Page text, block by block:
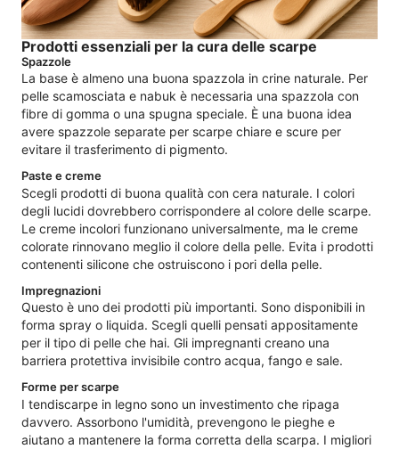
Prodotti essenziali per la cura delle scarpe
Spazzole
La base è almeno una buona spazzola in crine naturale. Per
pelle scamosciata e nabuk è necessaria una spazzola con
fibre di gomma o una spugna speciale. È una buona idea
avere spazzole separate per scarpe chiare e scure per
evitare il trasferimento di pigmento.
Paste e creme
Scegli prodotti di buona qualità con cera naturale. I colori
degli lucidi dovrebbero corrispondere al colore delle scarpe.
Le creme incolori funzionano universalmente, ma le creme
colorate rinnovano meglio il colore della pelle. Evita i prodotti
contenenti silicone che ostruiscono i pori della pelle.
Impregnazioni
Questo è uno dei prodotti più importanti. Sono disponibili in
forma spray o liquida. Scegli quelli pensati appositamente
per il tipo di pelle che hai. Gli impregnanti creano una
barriera protettiva invisibile contro acqua, fango e sale.
Forme per scarpe
I tendiscarpe in legno sono un investimento che ripaga
davvero. Assorbono l'umidità, prevengono le pieghe e
aiutano a mantenere la forma corretta della scarpa. I migliori